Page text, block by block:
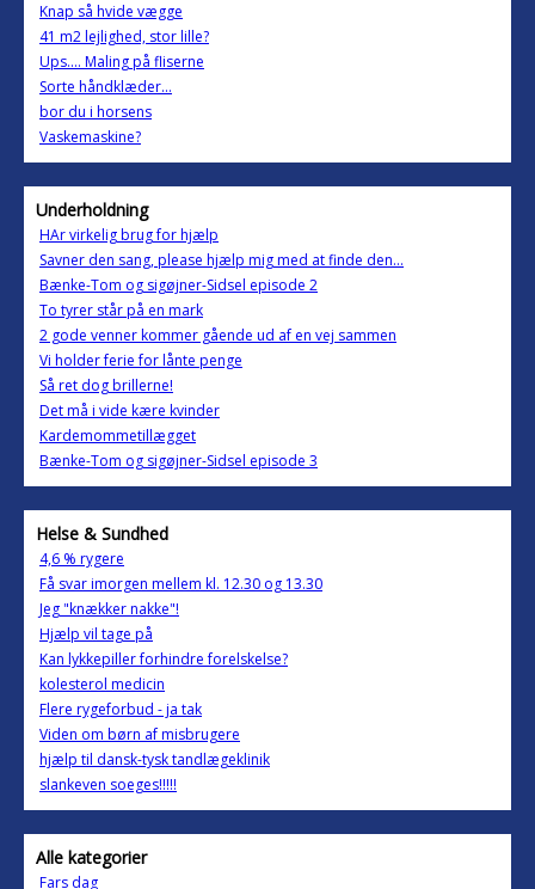
Knap så hvide vægge
41 m2 lejlighed, stor lille?
Ups.... Maling på fliserne
Sorte håndklæder...
bor du i horsens
Vaskemaskine?
Underholdning
HAr virkelig brug for hjælp
Savner den sang, please hjælp mig med at finde den...
Bænke-Tom og sigøjner-Sidsel episode 2
To tyrer står på en mark
2 gode venner kommer gående ud af en vej sammen
Vi holder ferie for lånte penge
Så ret dog brillerne!
Det må i vide kære kvinder
Kardemommetillægget
Bænke-Tom og sigøjner-Sidsel episode 3
Helse & Sundhed
4,6 % rygere
Få svar imorgen mellem kl. 12.30 og 13.30
Jeg "knækker nakke"!
Hjælp vil tage på
Kan lykkepiller forhindre forelskelse?
kolesterol medicin
Flere rygeforbud - ja tak
Viden om børn af misbrugere
hjælp til dansk-tysk tandlægeklinik
slankeven soeges!!!!!
Alle kategorier
Fars dag